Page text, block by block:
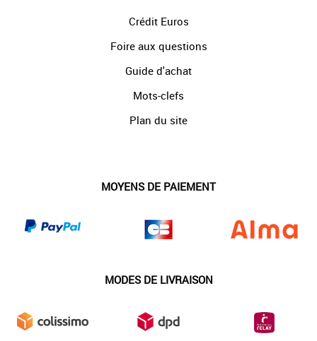
Crédit Euros
Foire aux questions
Guide d'achat
Mots-clefs
Plan du site
MOYENS DE PAIEMENT
MODES DE LIVRAISON